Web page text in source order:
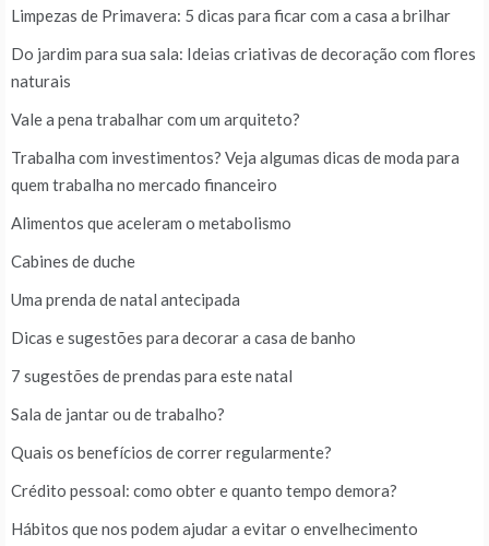
Limpezas de Primavera: 5 dicas para ficar com a casa a brilhar
Do jardim para sua sala: Ideias criativas de decoração com flores
naturais
Vale a pena trabalhar com um arquiteto?
Trabalha com investimentos? Veja algumas dicas de moda para
quem trabalha no mercado financeiro
Alimentos que aceleram o metabolismo
Cabines de duche
Uma prenda de natal antecipada
Dicas e sugestões para decorar a casa de banho
7 sugestões de prendas para este natal
Sala de jantar ou de trabalho?
Quais os benefícios de correr regularmente?
Crédito pessoal: como obter e quanto tempo demora?
Hábitos que nos podem ajudar a evitar o envelhecimento